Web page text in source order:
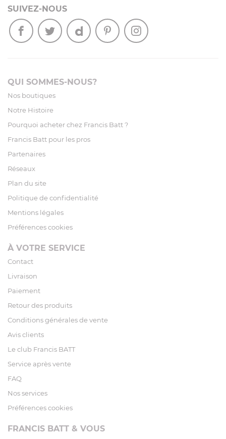
SUIVEZ-NOUS
QUI SOMMES-NOUS?
Nos boutiques
Notre Histoire
Pourquoi acheter chez Francis Batt ?
Francis Batt pour les pros
Partenaires
Réseaux
Plan du site
Politique de confidentialité
Mentions légales
Préférences cookies
À VOTRE SERVICE
Contact
Livraison
Paiement
Retour des produits
Conditions générales de vente
Avis clients
Le club Francis BATT
Service après vente
FAQ
Nos services
Préférences cookies
FRANCIS BATT & VOUS